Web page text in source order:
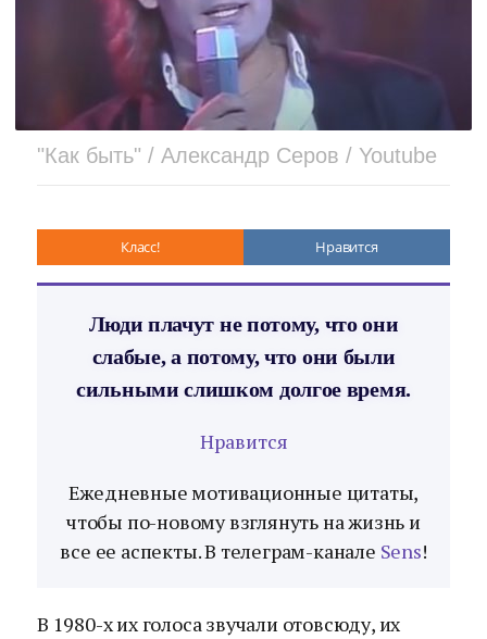
"Как быть" / Александр Серов / Youtube
Класс! Нравится
Люди плачут не потому, что они
слабые, а потому, что они были
сильными слишком долгое время.
Нравится
Ежедневные мотивационные цитаты,
чтобы по-новому взглянуть на жизнь и
все ее аспекты. В телеграм-канале Sens!
В 1980-х их голоса звучали отовсюду, их